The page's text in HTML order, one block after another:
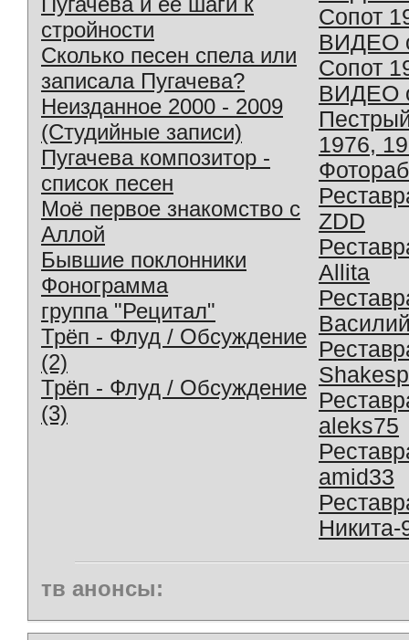
стройности
Сколько песен спела или
записала Пугачева?
Неизданное 2000 - 2009
(Студийные записи)
Пугачева композитор -
список песен
Моё первое знакомство с
Аллой
Бывшие поклонники
Фонограмма
группа "Рецитал"
Трёп - Флуд / Обсуждение
(2)
Трёп - Флуд / Обсуждение
(3)
Сопот
ВИДЕО
Сопот
ВИДЕО
1976,
ZDD
Allita
aleks75
amid33
Никита-
тв анонсы: